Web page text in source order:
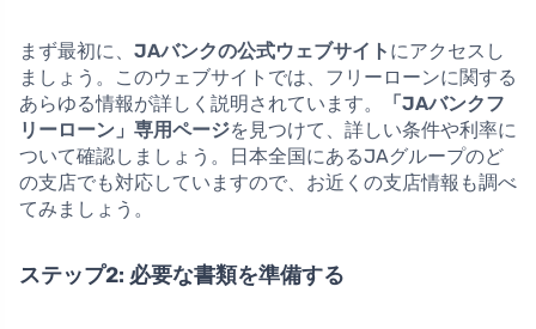
まず最初に、 JAバンクの公式ウェブサイト にアクセスし
ましょう。このウェブサイトでは、フリーローンに関する
あらゆる情報が詳しく説明されています。
「JAバンクフ
リーローン」専用ページを見つけて、詳しい条件や利率に
ついて確認しましょう。日本全国にあるJAグループのど
の支店でも対応していますので、お近くの支店情報も調べ
てみましょう。
ステップ2: 必要な書類を準備する